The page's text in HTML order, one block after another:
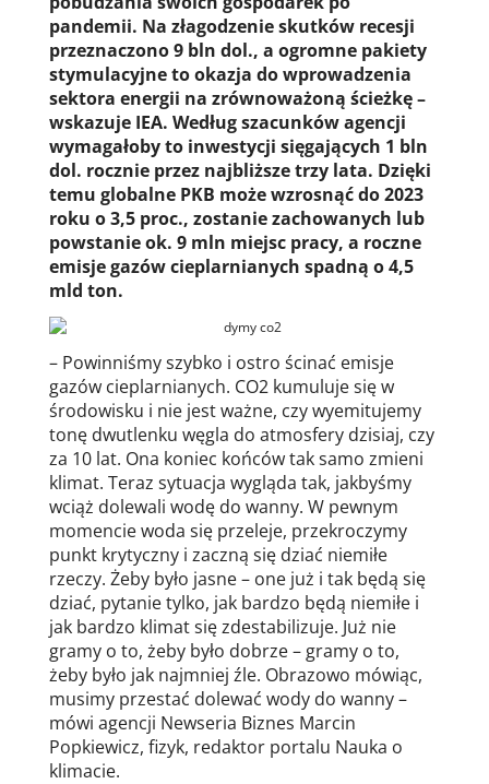
pandemii. Na złagodzenie skutków recesji
przeznaczono 9 bln dol., a ogromne pakiety
stymulacyjne to okazja do wprowadzenia
sektora energii na zrównoważoną ścieżkę –
wskazuje IEA. Według szacunków agencji
wymagałoby to inwestycji sięgających 1 bln
dol. rocznie przez najbliższe trzy lata. Dzięki
temu globalne PKB może wzrosnąć do 2023
roku o 3,5 proc., zostanie zachowanych lub
powstanie ok. 9 mln miejsc pracy, a roczne
emisje gazów cieplarnianych spadną o 4,5
mld ton.
– Powinniśmy szybko i ostro ścinać emisje
gazów cieplarnianych. CO2 kumuluje się w
środowisku i nie jest ważne, czy wyemitujemy
tonę dwutlenku węgla do atmosfery dzisiaj, czy
za 10 lat. Ona koniec końców tak samo zmieni
klimat. Teraz sytuacja wygląda tak, jakbyśmy
wciąż dolewali wodę do wanny. W pewnym
momencie woda się przeleje, przekroczymy
punkt krytyczny i zaczną się dziać niemiłe
rzeczy. Żeby było jasne – one już i tak będą się
dziać, pytanie tylko, jak bardzo będą niemiłe i
jak bardzo klimat się zdestabilizuje. Już nie
gramy o to, żeby było dobrze – gramy o to,
żeby było jak najmniej źle. Obrazowo mówiąc,
musimy przestać dolewać wody do wanny –
mówi agencji Newseria Biznes Marcin
Popkiewicz, fizyk, redaktor portalu Nauka o
klimacie.